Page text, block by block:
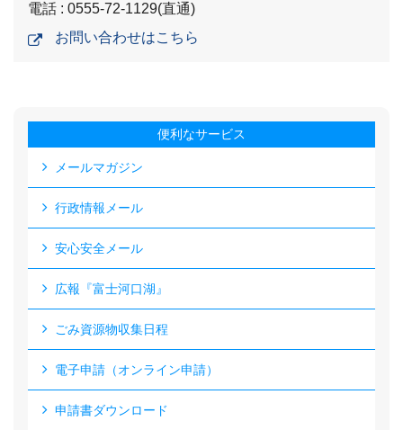
電話 : 0555-72-1129(直通)
お問い合わせはこちら
便利なサービス
メールマガジン
行政情報メール
安心安全メール
広報『富士河口湖』
ごみ資源物収集日程
電子申請（オンライン申請）
申請書ダウンロード